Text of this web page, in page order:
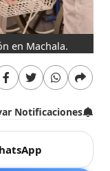
en Machala.
Notificaciones